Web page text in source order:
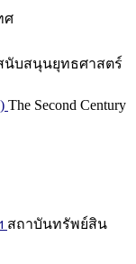
ศ
นับสนุนยุทธศาสตร์
The Second Century
สถาบันทรัพย์สิน